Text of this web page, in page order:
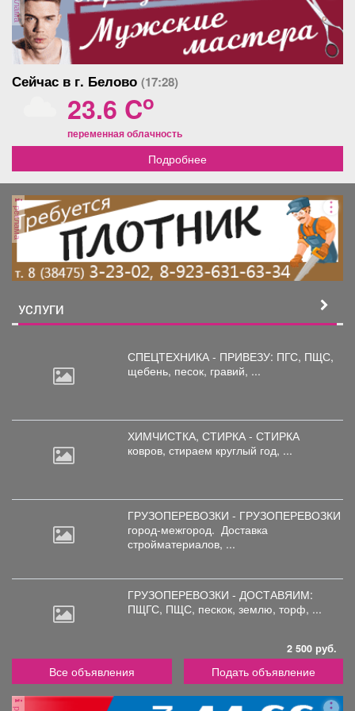
Сейчас в г. Белово (17:28)
23.6 Co
переменная облачность
Подробнее
реклама
УСЛУГИ
СПЕЦТЕХНИКА - ПРИВЕЗУ: ПГС, ПЩС,
щебень, песок, гравий, ...
ХИМЧИСТКА, СТИРКА - СТИРКА
ковров, стираем круглый год, ...
ГРУЗОПЕРЕВОЗКИ - ГРУЗОПЕРЕВОЗКИ
город-межгород. Доставка
стройматериалов, ...
ГРУЗОПЕРЕВОЗКИ - ДОСТАВЯИМ:
ПЩГС, ПЩС, пескок, землю, торф, ...
2 500 руб.
Все объявления Подать объявление